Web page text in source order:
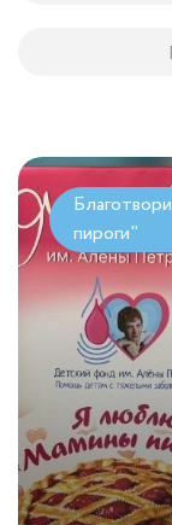
пироги"